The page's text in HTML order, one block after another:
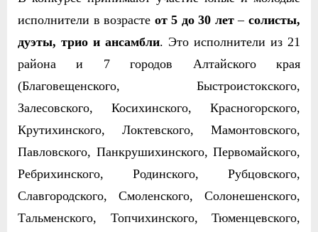
исполнители в возрасте от 5 до 30 лет–солисты,
дуэты, трио и ансамбли. Это исполнители из 21
района и 7 городов Алтайского края
(Благовещенского, Быстроистокского,
Залесовского, Косихинского, Красногорского,
Крутихинского, Локтевского, Мамонтовского,
Павловского, Панкрушихинского, Первомайского,
Ребрихинского, Родинского, Рубцовского,
Славгородского, Смоленского, Солонешенского,
Тальменского, Топчихинского, Тюменцевского,